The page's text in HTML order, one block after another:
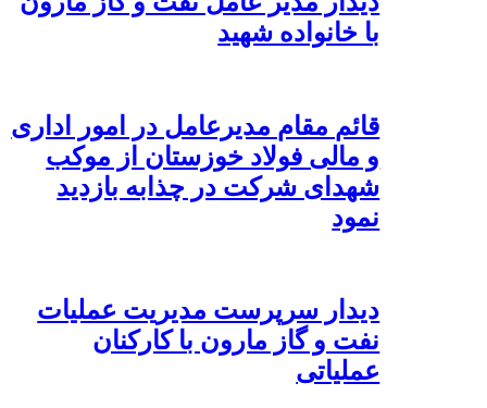
با خانواده شهید
قائم مقام مدیرعامل در امور اداری
و مالی فولاد خوزستان از موکب
شهدای شرکت در چذابه بازدید
نمود
دیدار سرپرست مدیریت عملیات
نفت و گاز مارون با کارکنان
عملیاتی